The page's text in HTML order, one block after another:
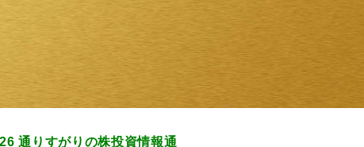
通りすがりの株投資情報通